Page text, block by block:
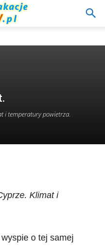
i temperatury powietrza.
Klimat i
o tej samej